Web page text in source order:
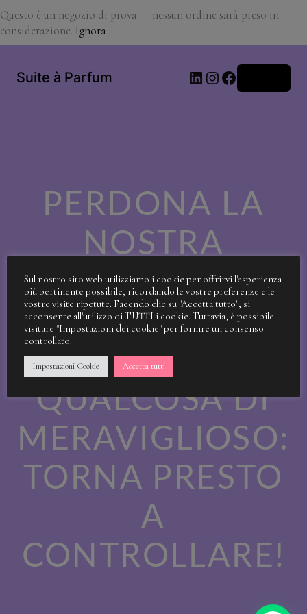
Questo è un negozio di prova — nessun ordine sarà preso in
considerazione. Ignora
Suite à Parfum LinkedIn
Instagram
Facebook
PERDONA LA
NOSTRA
SPORCIZIA!
STIAMO
LAVORANDO A
QUALCOSA DI
MERAVIGLIOSO:
TORNA PRESTO
A
CONTROLLARE!
Sul nostro sito web utilizziamo i cookie per offrirvi l'esperienza
più pertinente possibile, ricordando le vostre preferenze e le
vostre visite ripetute. Facendo clic su "Accetta tutto", si
acconsente all'utilizzo di TUTTI i cookie. Tuttavia, è possibile
visitare "Impostazioni dei cookie" per fornire un consenso
controllato.
Impostazioni Cookie Accetta tutti